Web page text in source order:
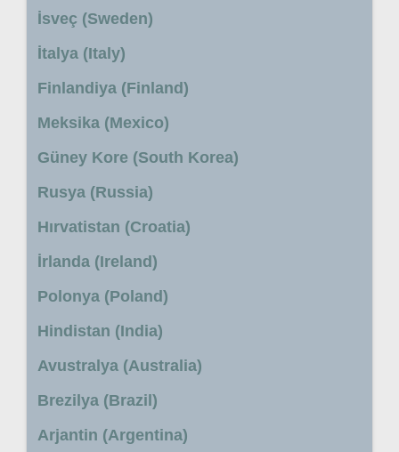
İsveç (Sweden)
İtalya (Italy)
Finlandiya (Finland)
Meksika (Mexico)
Güney Kore (South Korea)
Rusya (Russia)
Hırvatistan (Croatia)
İrlanda (Ireland)
Polonya (Poland)
Hindistan (India)
Avustralya (Australia)
Brezilya (Brazil)
Arjantin (Argentina)